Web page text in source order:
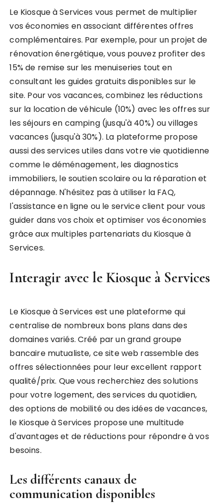
Le Kiosque à Services vous permet de multiplier
vos économies en associant différentes offres
complémentaires. Par exemple, pour un projet de
rénovation énergétique, vous pouvez profiter des
15% de remise sur les menuiseries tout en
consultant les guides gratuits disponibles sur le
site. Pour vos vacances, combinez les réductions
sur la location de véhicule (10%) avec les offres sur
les séjours en camping (jusqu'à 40%) ou villages
vacances (jusqu'à 30%). La plateforme propose
aussi des services utiles dans votre vie quotidienne
comme le déménagement, les diagnostics
immobiliers, le soutien scolaire ou la réparation et
dépannage. N'hésitez pas à utiliser la FAQ,
l'assistance en ligne ou le service client pour vous
guider dans vos choix et optimiser vos économies
grâce aux multiples partenariats du Kiosque à
Services.
Interagir avec le Kiosque à Services
Le Kiosque à Services est une plateforme qui
centralise de nombreux bons plans dans des
domaines variés. Créé par un grand groupe
bancaire mutualiste, ce site web rassemble des
offres sélectionnées pour leur excellent rapport
qualité/prix. Que vous recherchiez des solutions
pour votre logement, des services du quotidien,
des options de mobilité ou des idées de vacances,
le Kiosque à Services propose une multitude
d'avantages et de réductions pour répondre à vos
besoins.
Les différents canaux de
communication disponibles